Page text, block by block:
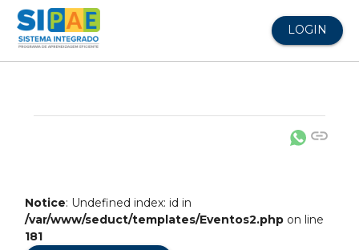
LOGIN
link
Notice: Undefined index: id in
/var/www/seduct/templates/Eventos2.php on line
181